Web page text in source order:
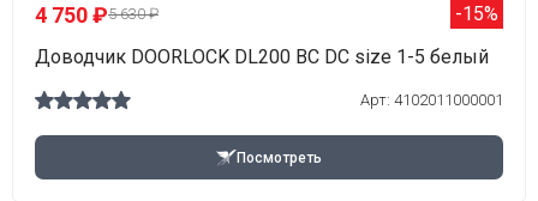
4 750 ₽5 630 ₽
-15%
Доводчик DOORLOCK DL200 BC DC size 1-5 белый
Арт: 4102011000001
Посмотреть